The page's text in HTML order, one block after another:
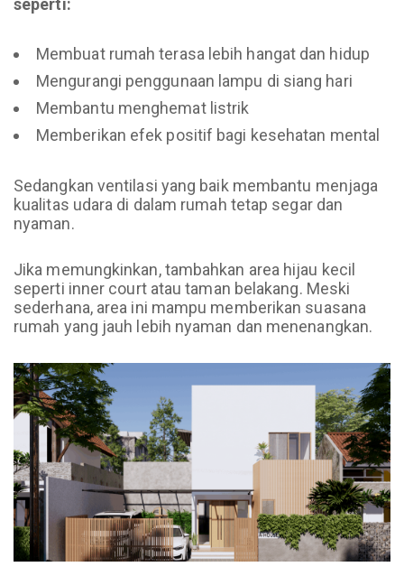
seperti:
Membuat rumah terasa lebih hangat dan hidup
Mengurangi penggunaan lampu di siang hari
Membantu menghemat listrik
Memberikan efek positif bagi kesehatan mental
Sedangkan ventilasi yang baik membantu menjaga
kualitas udara di dalam rumah tetap segar dan
nyaman.
Jika memungkinkan, tambahkan area hijau kecil
seperti inner court atau taman belakang. Meski
sederhana, area ini mampu memberikan suasana
rumah yang jauh lebih nyaman dan menenangkan.